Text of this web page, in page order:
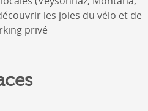
les joies du vélo et de
privé